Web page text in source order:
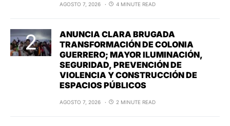
AGOSTO 7, 2026 4 MINUTE READ
ANUNCIA CLARA BRUGADA
TRANSFORMACIÓN DE COLONIA
GUERRERO; MAYOR ILUMINACIÓN,
SEGURIDAD, PREVENCIÓN DE
VIOLENCIA Y CONSTRUCCIÓN DE
ESPACIOS PÚBLICOS
AGOSTO 7, 2026 2 MINUTE READ